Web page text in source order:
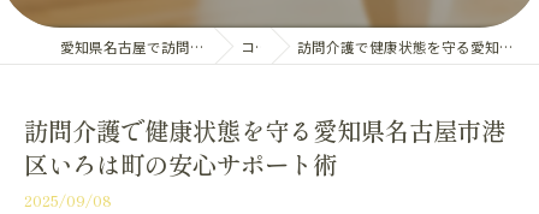
愛知県名古屋で訪問介護の求人なら株式会社PEP コラム 訪問介護で健康状態を守る愛知県名古屋市港区いろは町の安心サポート術
訪問介護で健康状態を守る愛知県名古屋市港
区いろは町の安心サポート術
2025/09/08